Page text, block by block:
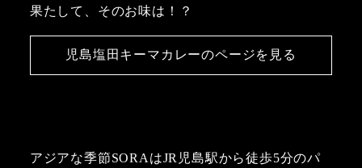
果たして、そのお味は！？
児島塩田キーマカレーのページを見る
アジアな季節SORAはJR児島駅から徒歩5分のパ